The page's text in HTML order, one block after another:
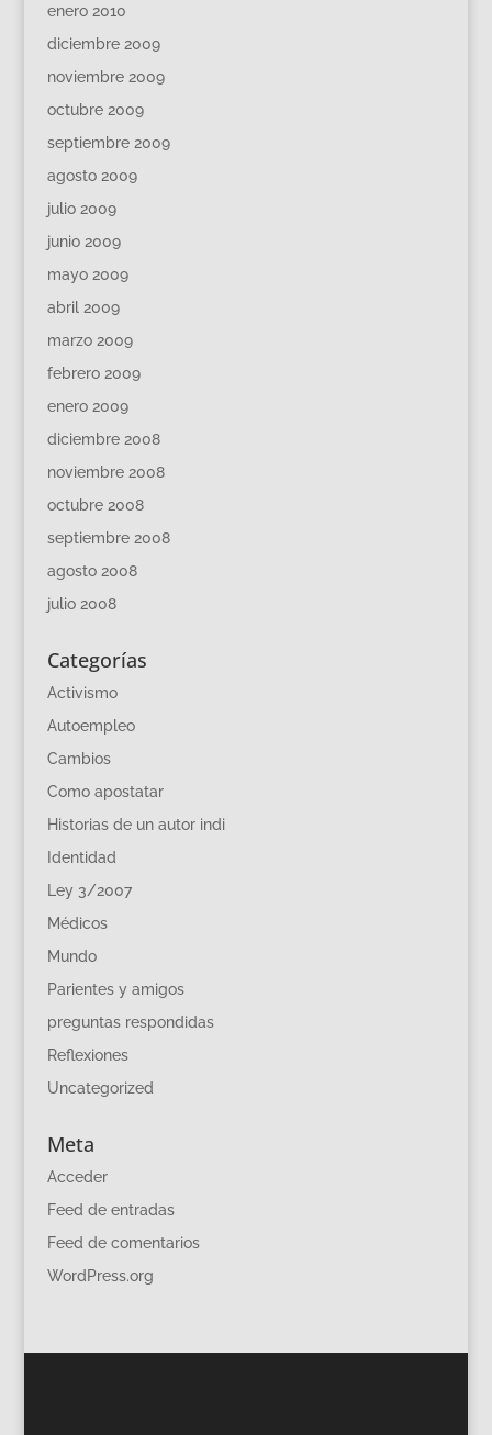
enero 2010
diciembre 2009
noviembre 2009
octubre 2009
septiembre 2009
agosto 2009
julio 2009
junio 2009
mayo 2009
abril 2009
marzo 2009
febrero 2009
enero 2009
diciembre 2008
noviembre 2008
octubre 2008
septiembre 2008
agosto 2008
julio 2008
Categorías
Activismo
Autoempleo
Cambios
Como apostatar
Historias de un autor indi
Identidad
Ley 3/2007
Médicos
Mundo
Parientes y amigos
preguntas respondidas
Reflexiones
Uncategorized
Meta
Acceder
Feed de entradas
Feed de comentarios
WordPress.org